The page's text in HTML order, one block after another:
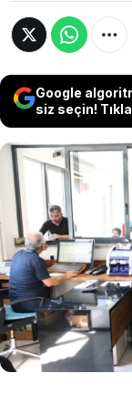
Google
siz seçin!
72